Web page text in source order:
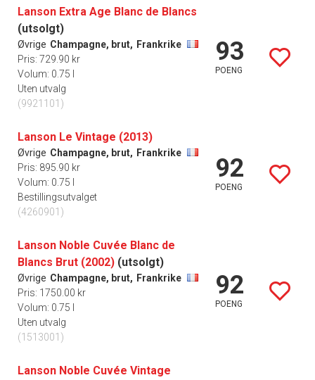
Lanson Extra Age Blanc de Blancs
(utsolgt)
Øvrige Champagne, brut, Frankrike
Pris: 729.90 kr
Volum: 0.75 l
Uten utvalg
(9921101)
93
POENG
Lanson Le Vintage (2013)
Øvrige Champagne, brut, Frankrike
Pris: 895.90 kr
Volum: 0.75 l
Bestillingsutvalget
(4260901)
92
POENG
Lanson Noble Cuvée Blanc de
Blancs Brut (2002) (utsolgt)
Øvrige Champagne, brut, Frankrike
Pris: 1750.00 kr
Volum: 0.75 l
Uten utvalg
(1513001)
92
POENG
Lanson Noble Cuvée Vintage